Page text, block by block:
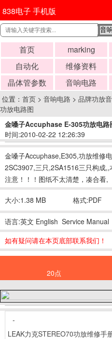
838电子 手机版
首页 marking
自动化
维修资料
晶体管参数
音响电路
位置： 首页 > 音响电路 > 品牌功放
功放电路图
金嗓子Accuphase E-305功放电路
时间:2010-02-22 12:26:39
金嗓子Accuphase,E305,功放维修
2SC3907,三只,2SA1516三只构成,,
注意！！！图纸不太清楚，凑合看,
大小:1.38 MB 格式:PDF
语言:英文 English Service Manual
如有疑问请在本页底部联系我们！
20点
-
LEAK力克STEREO70功放维修手